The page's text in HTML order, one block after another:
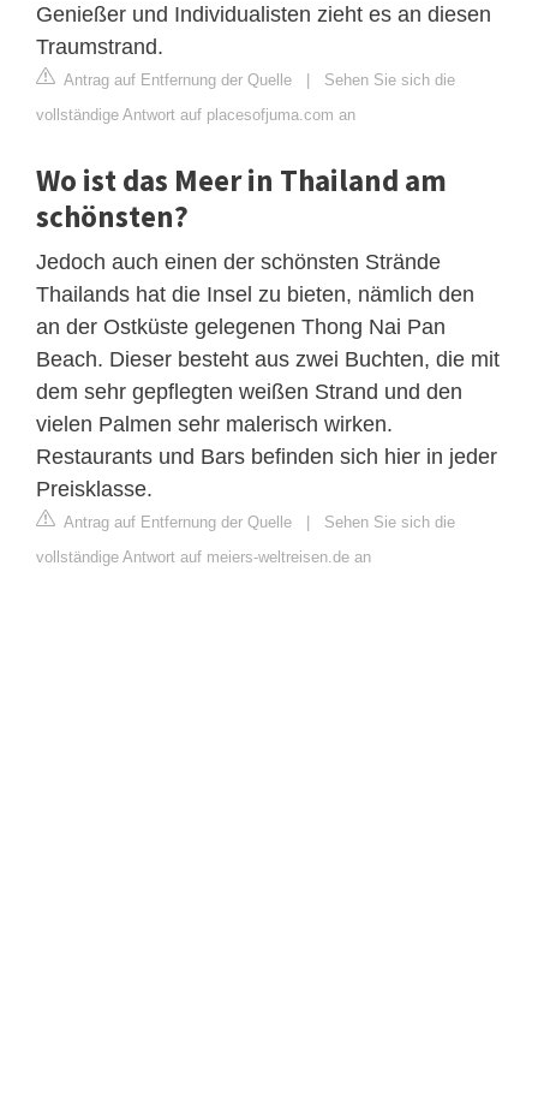
Genießer und Individualisten zieht es an diesen
Traumstrand.
Antrag auf Entfernung der Quelle | Sehen Sie sich die
vollständige Antwort auf placesofjuma.com an
Wo ist das Meer in Thailand am
schönsten?
Jedoch auch einen der schönsten Strände
Thailands hat die Insel zu bieten, nämlich den
an der Ostküste gelegenen Thong Nai Pan
Beach. Dieser besteht aus zwei Buchten, die mit
dem sehr gepflegten weißen Strand und den
vielen Palmen sehr malerisch wirken.
Restaurants und Bars befinden sich hier in jeder
Preisklasse.
Antrag auf Entfernung der Quelle | Sehen Sie sich die
vollständige Antwort auf meiers-weltreisen.de an